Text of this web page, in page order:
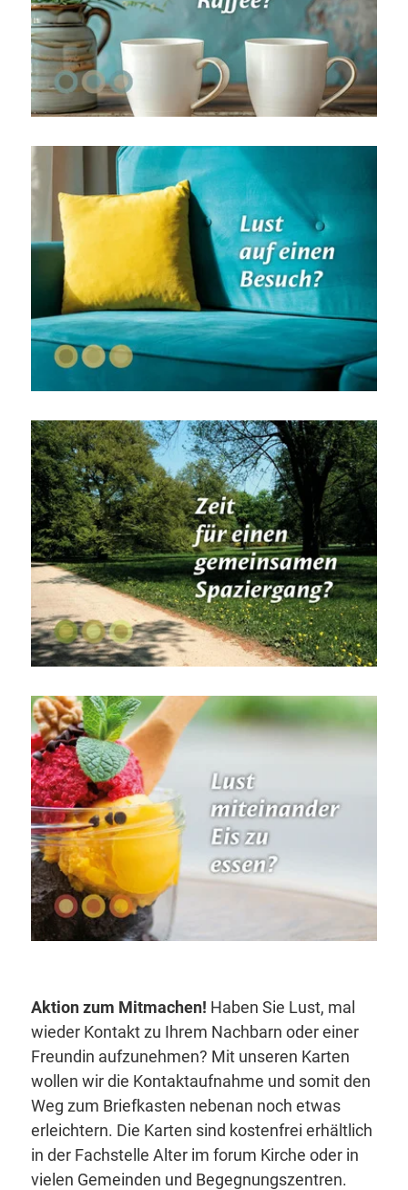
Aktion zum Mitmachen! Haben Sie Lust, mal
wieder Kontakt zu Ihrem Nachbarn oder einer
Freundin aufzunehmen? Mit unseren Karten
wollen wir die Kontaktaufnahme und somit den
Weg zum Briefkasten nebenan noch etwas
erleichtern. Die Karten sind kostenfrei erhältlich
in der Fachstelle Alter im forum Kirche oder in
vielen Gemeinden und Begegnungszentren.